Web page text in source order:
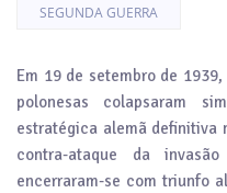
SEGUNDA GUERRA
Em 19 de setembro de
polonesas colapsaram
estratégica alemã definitiva
contra-ataque da
encerraram-se com triunfo